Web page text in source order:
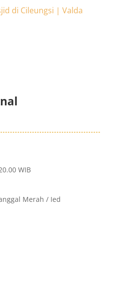
di Cileungsi | Valda
WIB
Merah / Ied